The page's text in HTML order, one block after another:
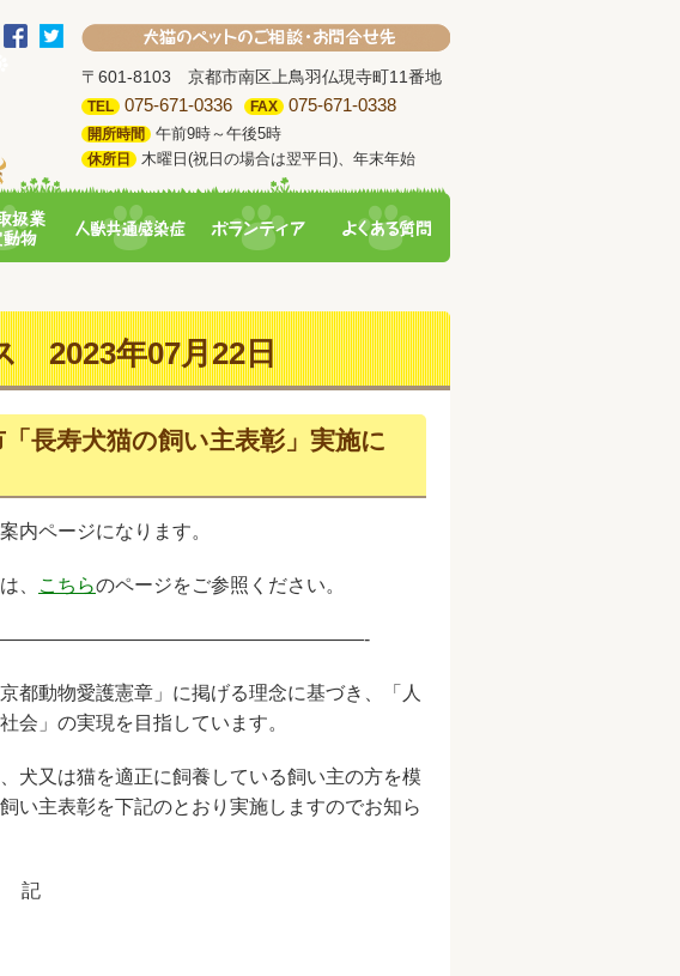
〒601-8103 京都市南区上鳥羽仏現寺町11番地
TEL 075-671-0336 FAX 075-671-0338
開所時間 午前9時～午後5時
休所日 木曜日(祝日の場合は翌平日)、年末年始
2023年07月22日
「長寿犬猫の飼い主表彰」実施に
内ページになります。
、 こちらのページをご参照ください。
都動物愛護憲章」に掲げる理念に基づき、「人
会」の実現を目指しています。
犬又は猫を適正に飼養している飼い主の方を模
い主表彰を下記のとおり実施しますのでお知ら
記